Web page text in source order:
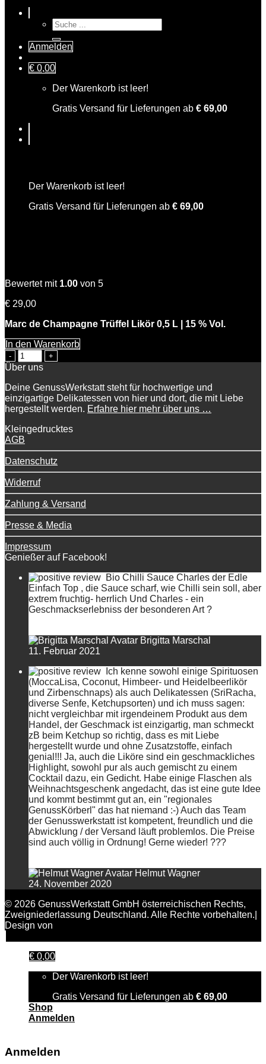
Suche
nach:
Anmelden
€ 0,00
Der Warenkorb ist leer!
Gratis Versand für Lieferungen ab € 69,00
Der Warenkorb ist leer!
Gratis Versand für Lieferungen ab € 69,00
Bewertet mit 1.00 von 5
€ 29,00
Marc de Champagne Trüffel Likör 0,5 L | 15 % Vol.
In den Warenkorb
Charles
der
Menge
Über uns
Deine GenussWerkstatt steht für hochwertige und
einzigartige Delikatessen von hier und dort, die mit Liebe
hergestellt werden. Erfahre hier mehr über uns …
Kleingedrucktes
AGB
Datenschutz
Widerruf
Zahlung & Versand
Presse & Media
Impressum
Genießer auf Facebook!
Bio Chilli Sauce Charles der Edle
Einfach Top , die Sauce scharf, wie Chilli sein soll, aber
extrem fruchtig- herrlich Und Charles - ein
Geschmackserlebniss der besonderen Art ?
Brigitta Marschal
11. Februar 2021
Ich kenne sowohl einige Spirituosen
(MoccaLisa, Coconut, Himbeer- und Heidelbeerlikör
und Zirbenschnaps) als auch Delikatessen (SriRacha,
diverse Senfe, Ketchupsorten) und ich muss sagen:
nicht vergleichbar mit irgendeinem Produkt aus dem
Handel, der Geschmack ist einzigartig, man schmeckt
zB beim Ketchup so richtig, dass es mit Liebe
hergestellt wurde und ohne Zusatzstoffe, einfach
genial!!! Ja, auch die Liköre sind ein geschmackliches
Highlight, sowohl pur als auch gemischt zu einem
Cocktail dazu, ein Gedicht. Habe einige Flaschen als
Weihnachtsgeschenk angedacht, das ist eine gute Idee
und kommt bestimmt gut an, ein "regionales
GenussKörberl" das hat niemand :-) Auch das Team
der Genusswerkstatt ist kompetent, freundlich und die
Abwicklung / der Versand läuft problemlos. Die Preise
sind auch völlig in Ordnung! Gerne wieder! ???
Helmut Wagner
24. November 2020
© 2026 GenussWerkstatt GmbH österreichischen Rechts,
Zweigniederlassung Deutschland. Alle Rechte vorbehalten.|
Design von
€ 0,00
Der Warenkorb ist leer!
Gratis Versand für Lieferungen ab € 69,00
Shop
Anmelden
Anmelden